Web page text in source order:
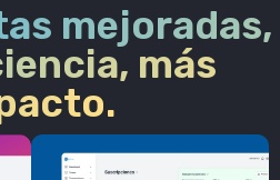
mejoradas,
más